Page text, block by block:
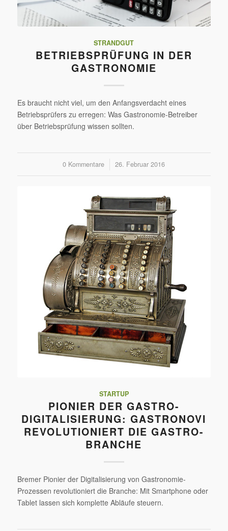
STRANDGUT
BETRIEBSPRÜFUNG IN DER
GASTRONOMIE
Es braucht nicht viel, um den Anfangsverdacht eines
Betriebsprüfers zu erregen: Was Gastronomie-Betreiber
über Betriebsprüfung wissen sollten.
0 Kommentare
/ 26. Februar 2016
STARTUP
PIONIER DER GASTRO-
DIGITALISIERUNG: GASTRONOVI
REVOLUTIONIERT DIE GASTRO-
BRANCHE
Bremer Pionier der Digitalisierung von Gastronomie-
Prozessen revolutioniert die Branche: Mit Smartphone oder
Tablet lassen sich komplette Abläufe steuern.